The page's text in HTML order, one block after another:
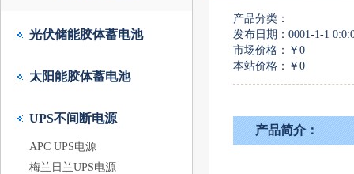
光伏储能胶体蓄电池
太阳能胶体蓄电池
UPS不间断电源
APC UPS电源
梅兰日兰UPS电源
产品分类：
发布日期：0001-1-1
市场价格： ￥0
本站价格： ￥0
产品简介：